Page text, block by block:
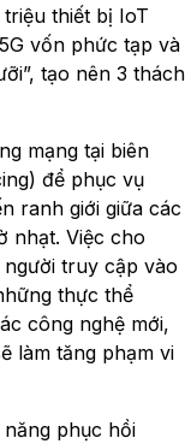
thiết bị IoT
vốn phức tạp và
tạo nên 3 thách
mạng tại biên
để phục vụ
ranh giới giữa các
nhạt. Việc cho
truy cập vào
thực thể
công nghệ mới,
làm tăng phạm vi
phục hồi